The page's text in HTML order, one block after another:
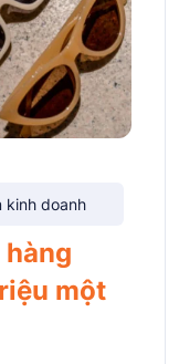
kinh doanh
một